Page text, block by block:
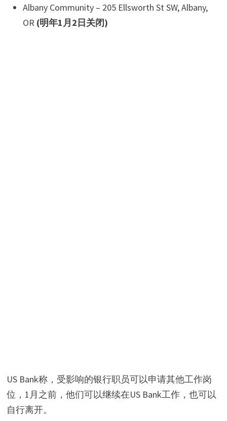
Albany Community – 205 Ellsworth St SW, Albany,
OR (明年1月2日关闭)
US Bank称，受影响的银行职员可以申请其他工作岗
位，1月之前，他们可以继续在US Bank工作，也可以
自行离开。